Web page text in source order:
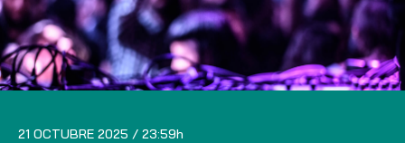
21 OCTUBRE 2025 23:59